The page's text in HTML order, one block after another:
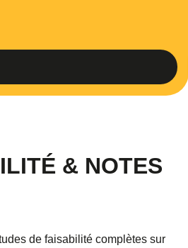
& NOTES
de faisabilité complètes sur